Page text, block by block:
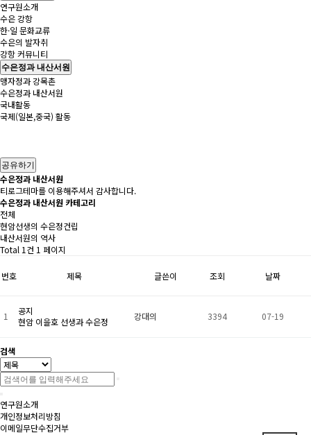
연구원소개
수은 강항
한·일 문화교류
수은의 발자취
강항 커뮤니티
수은정과 내산서원
맹자정과 강목촌
수은정과 내산서원
국내활동
국제(일본,중국) 활동
공유하기
수은정과 내산서원
티로그테마를 이용해주셔서 감사합니다.
수은정과 내산서원 카테고리
전체
현암선생의 수은정건립
내산서원의 역사
Total 1건 1 페이지
번호 제목 글쓴이 조회 날짜
1
공지
현암 이을호 선생과 수은정
강대의 3394 07-19
검색
연구원소개
개인정보처리방침
이메일무단수집거부